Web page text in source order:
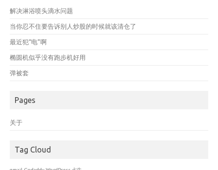
解决淋浴喷头滴水问题
当你忍不住要告诉别人炒股的时候就该清仓了
最近犯“电”啊
椭圆机似乎没有跑步机好用
弹被套
Pages
关于
Tag Cloud